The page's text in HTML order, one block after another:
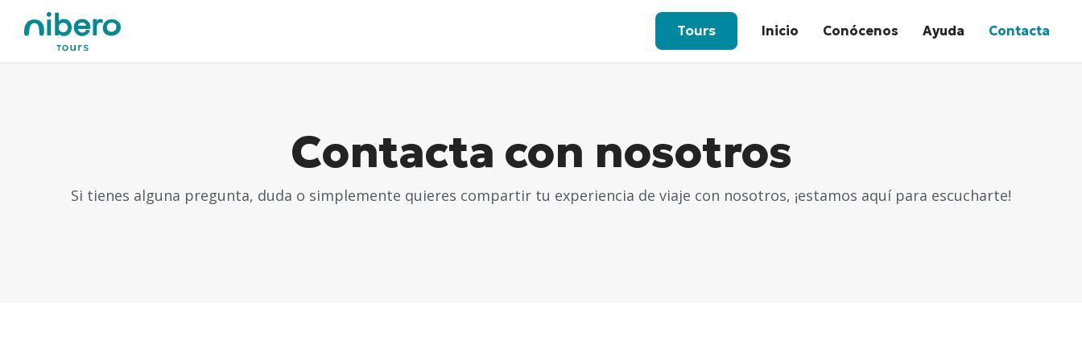
Tours Inicio Conócenos Ayuda Contacta
Contacta con nosotros
Si tienes alguna pregunta, duda o simplemente quieres compartir tu experiencia de viaje con nosotros, ¡estamos aquí para escucharte!